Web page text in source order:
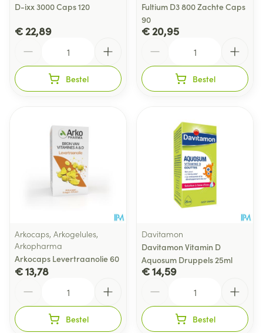
D-ixx 3000 Caps 120
€ 22,89
Bestel
Fultium D3 800 Zachte Caps
90
€ 20,95
Bestel
Arkocaps, Arkogelules,
Arkopharma
Arkocaps Levertraanolie 60
€ 13,78
Bestel
Davitamon
Davitamon Vitamin D
Aquosum Druppels 25ml
€ 14,59
Bestel